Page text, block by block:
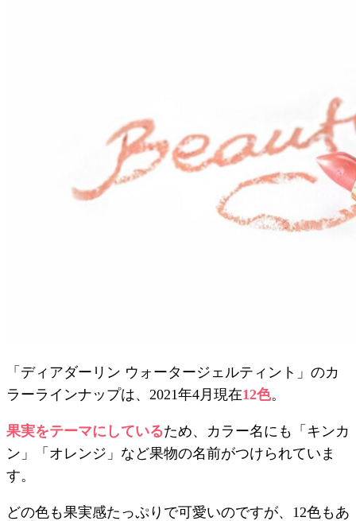
「ディアダーリン ウォータージェルティント」のカ
ラーラインナップは、2021年4月現在12色。
果実をテーマにしているため、カラー名にも「キンカ
ン」「オレンジ」など果物の名前がつけられていま
す。
どの色も果実感たっぷりで可愛いのですが、12色もあ